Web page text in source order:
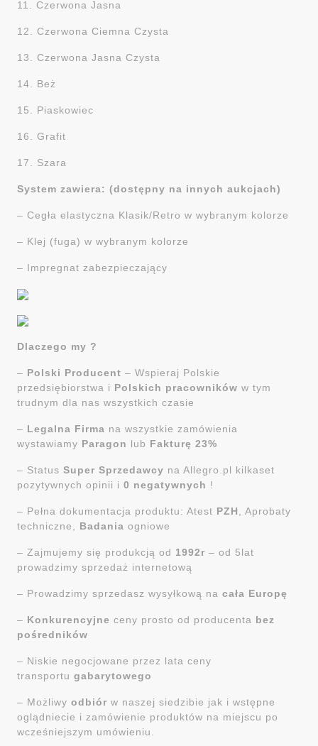
11. Czerwona Jasna
12. Czerwona Ciemna Czysta
13. Czerwona Jasna Czysta
14. Beż
15. Piaskowiec
16. Grafit
17. Szara
System zawiera: (dostępny na innych aukcjach)
– Cegła elastyczna Klasik/Retro w wybranym kolorze
– Klej (fuga) w wybranym kolorze
– Impregnat zabezpieczający
Dlaczego my ?
– Polski Producent – Wspieraj Polskie
przedsiębiorstwa i Polskich pracowników w tym
trudnym dla nas wszystkich czasie
– Legalna Firma na wszystkie zamówienia
wystawiamy Paragon lub Fakturę 23%
– Status Super Sprzedawcy na Allegro.pl kilkaset
pozytywnych opinii i 0 negatywnych !
– Pełna dokumentacja produktu: Atest PZH
, Aprobaty
techniczne, Badania ogniowe
– Zajmujemy się produkcją od 1992r – od 5lat
prowadzimy sprzedaż internetową
– Prowadzimy sprzedasz wysyłkową na cała Europę
– Konkurencyjne ceny prosto od producenta bez
pośredników
– Niskie negocjowane przez lata ceny
transportu gabarytowego
– Możliwy odbiór w naszej siedzibie jak i wstępne
oglądniecie i zamówienie produktów na miejscu po
wcześniejszym umówieniu.